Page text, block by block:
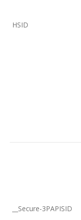
HSID
__Secure-3PAPISID